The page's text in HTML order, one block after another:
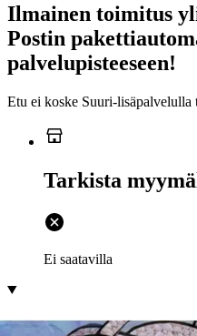
Ilmainen toimitus
Postin
palvelupisteeseen!
Etu ei koske Suuri‑lisäpalvelulla
Tarkista
Ei saatavilla
Tuotekuvaus